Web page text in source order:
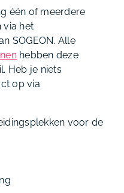
één of meerdere
via het
SOGEON. Alle
hebben deze
Heb je niets
op via
voor de